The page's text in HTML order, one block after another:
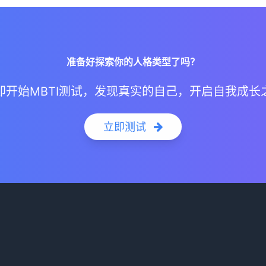
准备好探索你的人格类型了吗？
开始MBTI测试，发现真实的自己，开启自我成长
立即测试